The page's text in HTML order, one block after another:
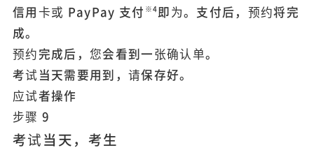
信用卡或 PayPay 支付 ※4即为。支付后，预约将完
成。
预约完成后，您会看到一张确认单。
考试当天需要用到，请保存好。
应试者操作
步骤 9
考试当天，考生